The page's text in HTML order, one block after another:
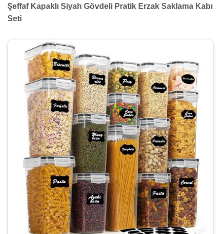
Şeffaf Kapaklı Siyah Gövdeli Pratik Erzak Saklama Kabı
Seti